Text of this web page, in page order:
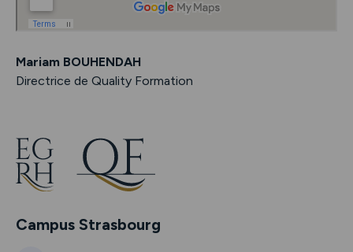
Mariam BOUHENDAH
Directrice de Quality Formation
Campus Strasbourg